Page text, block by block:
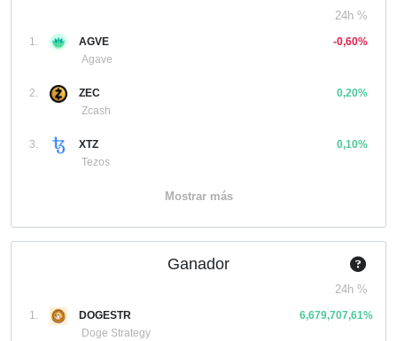
24h %
1.
AGVE
Agave
-0,60%
2.
ZEC
Zcash
0,20%
3.
XTZ
Tezos
0,10%
Mostrar más
Ganador
24h %
1.
DOGESTR
Doge Strategy
6,679,707,61%